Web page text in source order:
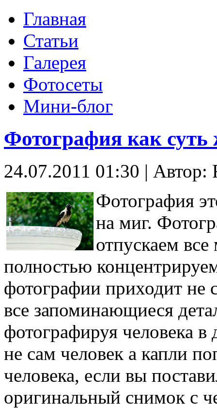
Главная
Статьи
Галерея
Фотосеты
Мини-блог
Фотография как суть
24.07.2011 01:30 | Автор:
Фотография
на миг.
отпускаем
полностью
фотографии приходит не
все запоминающиеся
фотографируя человека
не сам человек а капли
человека, если вы
оригинальный снимок с